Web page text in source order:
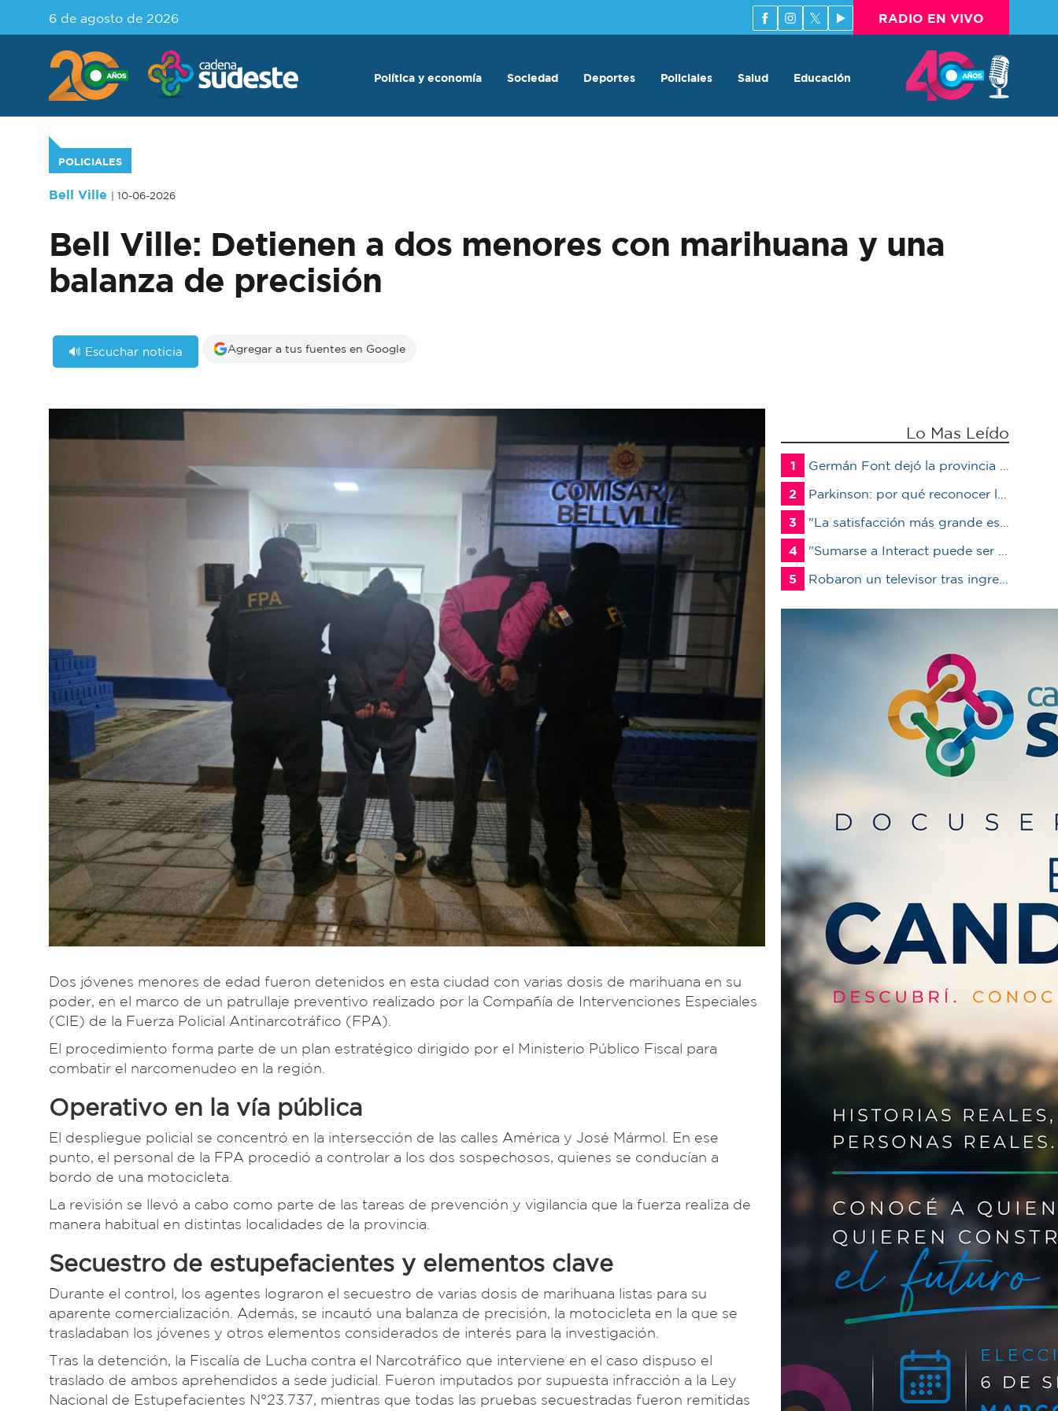
6 de agosto de 2026 RADIO EN VIVO
Política y economía Sociedad Deportes Policiales Salud Educación
POLICIALES
Bell Ville | 10-06-2026
Bell Ville: Detienen a dos menores con marihuana y una
balanza de precisión
🔊 Escuchar noticia Agregar a tus fuentes en Google
Dos jóvenes menores de edad fueron detenidos en esta ciudad con varias dosis de marihuana en su
poder, en el marco de un patrullaje preventivo realizado por la Compañía de Intervenciones Especiales
(CIE) de la Fuerza Policial Antinarcotráfico (FPA).
El procedimiento forma parte de un plan estratégico dirigido por el Ministerio Público Fiscal para
combatir el narcomenudeo en la región.
Operativo en la vía pública
El despliegue policial se concentró en la intersección de las calles América y José Mármol. En ese
punto, el personal de la FPA procedió a controlar a los dos sospechosos, quienes se conducían a
bordo de una motocicleta.
La revisión se llevó a cabo como parte de las tareas de prevención y vigilancia que la fuerza realiza de
manera habitual en distintas localidades de la provincia.
Secuestro de estupefacientes y elementos clave
Durante el control, los agentes lograron el secuestro de varias dosis de marihuana listas para su
aparente comercialización. Además, se incautó una balanza de precisión, la motocicleta en la que se
trasladaban los jóvenes y otros elementos considerados de interés para la investigación.
Tras la detención, la Fiscalía de Lucha contra el Narcotráfico que interviene en el caso dispuso el
traslado de ambos aprehendidos a sede judicial. Fueron imputados por supuesta infracción a la Ley
Nacional de Estupefacientes N°23.737, mientras que todas las pruebas secuestradas fueron remitidas
Lo Mas Leído
1
Germán Font dejó la provincia para ser candidato en Marcos Juárez
2
Parkinson: por qué reconocer los primeros síntomas puede cambiar la calidad de vida del paciente
3
"La satisfacción más grande es ver a un alumno trabajando": Jorge Vicente se jubiló luego de 38 años en el IPET51
4
"Sumarse a Interact puede ser un antes y un después en la vida de un joven"
5
Robaron un televisor tras ingresar a un quincho en una vivienda de Marcos Juárez